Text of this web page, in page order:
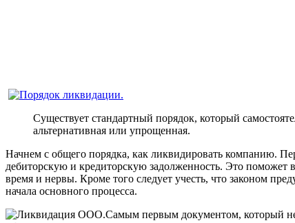
Существует стандартный порядок, который
альтернативная или упрощенная.
Начнем с общего порядка, как ликвидировать компанию.
дебиторскую и кредиторскую задолженность. Это поможет
время и нервы. Кроме того следует учесть, что законом
начала основного процесса.
Самым первым документом, который